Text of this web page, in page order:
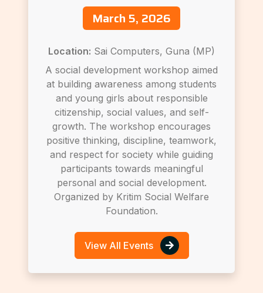
March 5, 2026
Location: Sai Computers, Guna (MP)
A social development workshop aimed
at building awareness among students
and young girls about responsible
citizenship, social values, and self-
growth. The workshop encourages
positive thinking, discipline, teamwork,
and respect for society while guiding
participants towards meaningful
personal and social development.
Organized by Kritim Social Welfare
Foundation.
View All Events